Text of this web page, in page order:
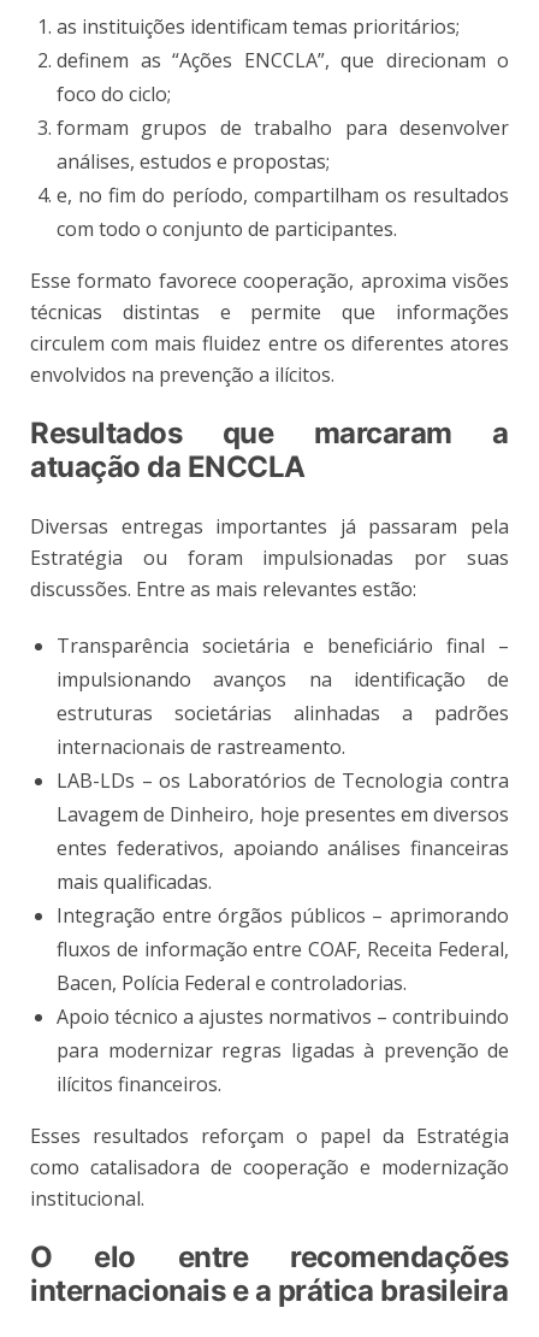
as instituições identificam temas prioritários;
definem as “Ações ENCCLA”, que direcionam o
foco do ciclo;
formam grupos de trabalho para desenvolver
análises, estudos e propostas;
e, no fim do período, compartilham os resultados
com todo o conjunto de participantes.
Esse formato favorece cooperação, aproxima visões
técnicas distintas e permite que informações
circulem com mais fluidez entre os diferentes atores
envolvidos na prevenção a ilícitos.
Resultados que marcaram a
atuação da ENCCLA
Diversas entregas importantes já passaram pela
Estratégia ou foram impulsionadas por suas
discussões. Entre as mais relevantes estão:
Transparência societária e beneficiário final –
impulsionando avanços na identificação de
estruturas societárias alinhadas a padrões
internacionais de rastreamento.
LAB-LDs – os Laboratórios de Tecnologia contra
Lavagem de Dinheiro, hoje presentes em diversos
entes federativos, apoiando análises financeiras
mais qualificadas.
Integração entre órgãos públicos – aprimorando
fluxos de informação entre COAF, Receita Federal,
Bacen, Polícia Federal e controladorias.
Apoio técnico a ajustes normativos – contribuindo
para modernizar regras ligadas à prevenção de
ilícitos financeiros.
Esses resultados reforçam o papel da Estratégia
como catalisadora de cooperação e modernização
institucional.
O elo entre recomendações
internacionais e a prática brasileira